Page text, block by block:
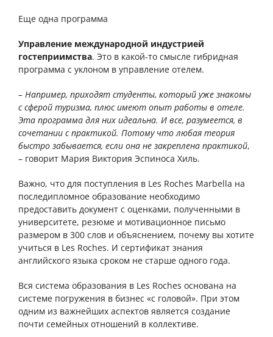
Еще одна программа
Управление международной индустрией
гостеприимства. Это в какой-то смысле гибридная
программа с уклоном в управление отелем.
– Например, приходят студенты, который уже знакомы
с сферой туризма, плюс имеют опыт работы в отеле.
Эта программа для них идеальна. И все, разумеется, в
сочетании с практикой. Потому что любая теория
быстро забывается, если она не закреплена практикой,
– говорит Мария Виктория Эспиноса Хиль.
Важно, что для поступления в Les Roches Marbella на
последипломное образование необходимо
предоставить документ с оценками, полученными в
университете, резюме и мотивационное письмо
размером в 300 слов и объяснением, почему вы хотите
учиться в Les Roches. И сертификат знания
английского языка сроком не старше одного года.
Вся система образования в Les Roches основана на
системе погружения в бизнес «с головой». При этом
одним из важнейших аспектов является создание
почти семейных отношений в коллективе.